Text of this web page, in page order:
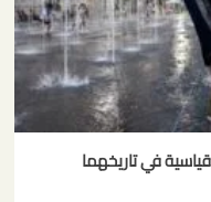
في تاريخهما